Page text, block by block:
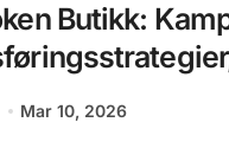
Butikk:
Mar 10, 2026